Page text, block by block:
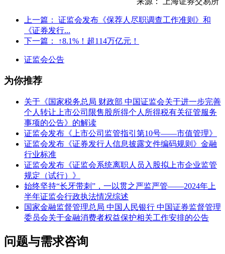
上一篇： 证监会发布《保荐人尽职调查工作准则》和
《证券发行...
下一篇：
↑8.1%！超114万亿元！
证监会公告
为你推荐
关于《国家税务总局 财政部 中国证监会关于进一步完善
个人转让上市公司限售股所得个人所得税有关征管服务
事项的公告》的解读
证监会发布《上市公司监管指引第10号——市值管理》
证监会发布《证券发行人信息披露文件编码规则》金融
行业标准
证监会发布《证监会系统离职人员入股拟上市企业监管
规定（试行）》
始终坚持“长牙带刺”，一以贯之严监严管——2024年上
半年证监会行政执法情况综述
国家金融监督管理总局 中国人民银行 中国证券监督管理
委员会关于金融消费者权益保护相关工作安排的公告
问题与需求咨询